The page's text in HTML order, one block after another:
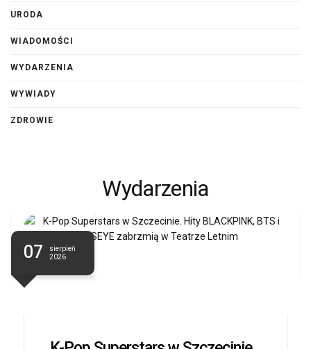
URODA
WIADOMOŚCI
WYDARZENIA
WYWIADY
ZDROWIE
Wydarzenia
07
sierpień
2026